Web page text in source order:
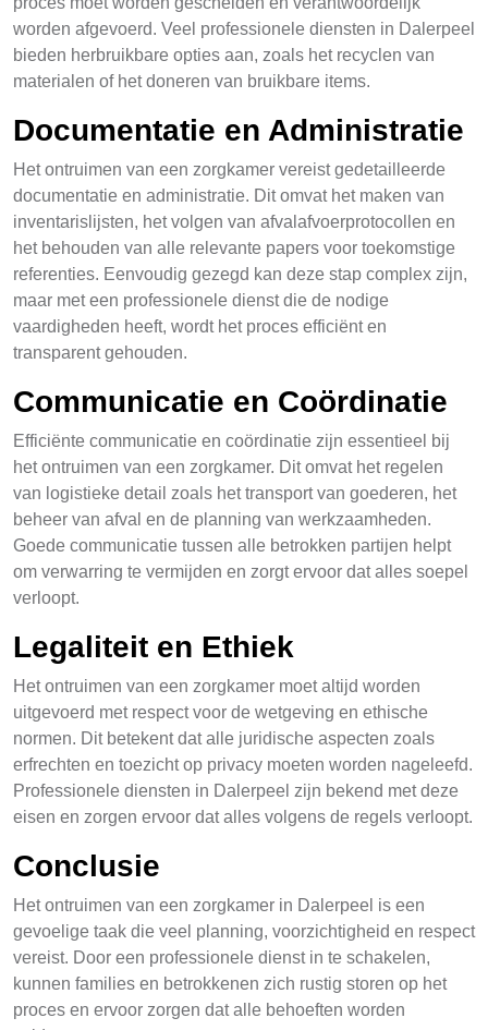
worden afgevoerd. Veel professionele diensten in Dalerpeel
bieden herbruikbare opties aan, zoals het recyclen van
materialen of het doneren van bruikbare items.
Documentatie en Administratie
Het ontruimen van een zorgkamer vereist gedetailleerde
documentatie en administratie. Dit omvat het maken van
inventarislijsten, het volgen van afvalafvoerprotocollen en
het behouden van alle relevante papers voor toekomstige
referenties. Eenvoudig gezegd kan deze stap complex zijn,
maar met een professionele dienst die de nodige
vaardigheden heeft, wordt het proces efficiënt en
transparent gehouden.
Communicatie en Coördinatie
Efficiënte communicatie en coördinatie zijn essentieel bij
het ontruimen van een zorgkamer. Dit omvat het regelen
van logistieke detail zoals het transport van goederen, het
beheer van afval en de planning van werkzaamheden.
Goede communicatie tussen alle betrokken partijen helpt
om verwarring te vermijden en zorgt ervoor dat alles soepel
verloopt.
Legaliteit en Ethiek
Het ontruimen van een zorgkamer moet altijd worden
uitgevoerd met respect voor de wetgeving en ethische
normen. Dit betekent dat alle juridische aspecten zoals
erfrechten en toezicht op privacy moeten worden nageleefd.
Professionele diensten in Dalerpeel zijn bekend met deze
eisen en zorgen ervoor dat alles volgens de regels verloopt.
Conclusie
Het ontruimen van een zorgkamer in Dalerpeel is een
gevoelige taak die veel planning, voorzichtigheid en respect
vereist. Door een professionele dienst in te schakelen,
kunnen families en betrokkenen zich rustig storen op het
proces en ervoor zorgen dat alle behoeften worden